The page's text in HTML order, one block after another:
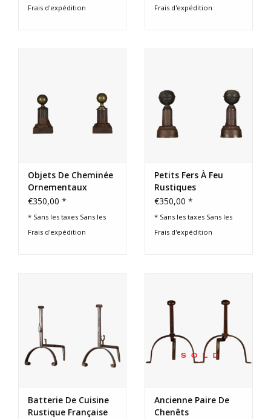
Frais d'expédition
Frais d'expédition
Objets De Cheminée
Ornementaux
Rustiques
€350,00 *
* Sans les taxes Sans les
Frais d'expédition
Petits Fers À Feu
Rustiques
€350,00 *
* Sans les taxes Sans les
Frais d'expédition
Batterie De Cuisine
Rustique Française
Ancienne Paire De
Chenêts